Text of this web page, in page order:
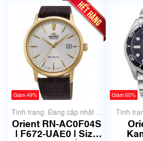
Giảm 49%
Tình trạng: Đang cập nhật ...
Orient RN-AC0F04S
| F672-UAE0 | Size
Giảm 60%
Tình
dụng,